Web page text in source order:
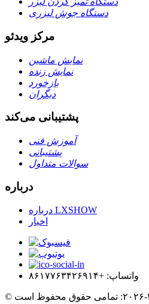
دستگاه جوش لیزری
مرکز ویدئو
نمایش ماشین
نمایش زنده
بازخورد
دیگران
پشتیبانی می‌کند
آموزش فنی
پشتیبانی
سوالات متداول
درباره
درباره LXSHOW
اخبار
واتساپ: +۸۶۱۷۷۶۳۴۲۶۹۱۴